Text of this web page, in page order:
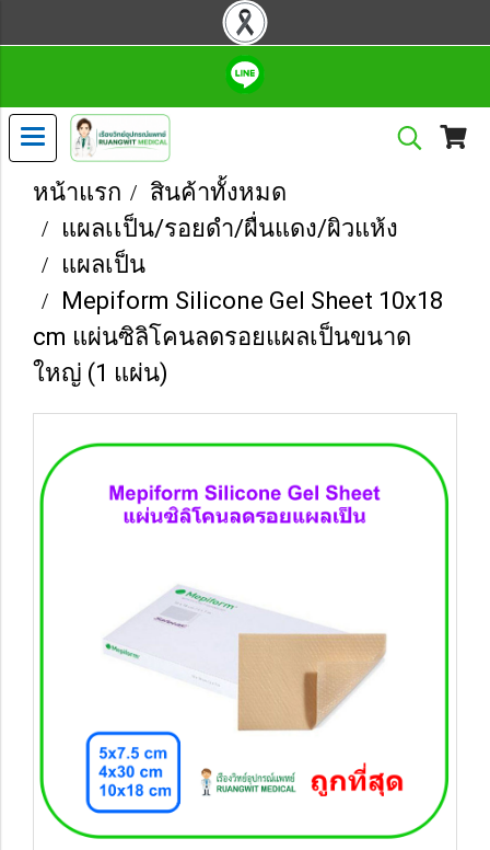
หน้าแรก
สินค้าทั้งหมด
แผลเเป็น/รอยดำ/ผื่นแดง/ผิวแห้ง
แผลเป็น
Mepiform Silicone Gel Sheet 10x18
cm แผ่นซิลิโคนลดรอยแผลเป็นขนาด
ใหญ่ (1 แผ่น)